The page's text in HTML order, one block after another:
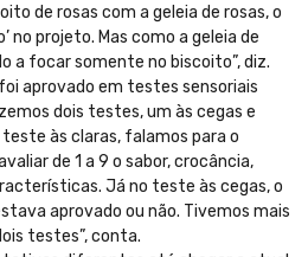
de rosas com a geleia de rosas, o
no projeto. Mas como a geleia de
a focar somente no biscoito”, diz.
aprovado em testes sensoriais
dois testes, um às cegas e
às claras, falamos para o
de 1 a 9 o sabor, crocância,
Já no teste às cegas, o
aprovado ou não. Tivemos mais
testes”, conta.